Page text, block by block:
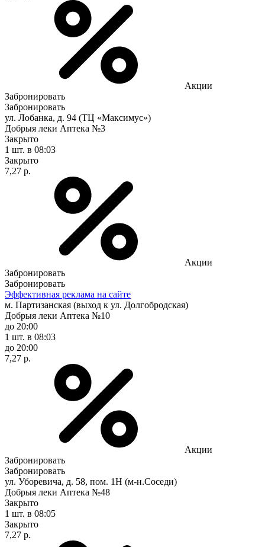
Акции
Забронировать
Забронировать
ул. Лобанка, д. 94 (ТЦ «Максимус»)
Добрыя леки Аптека №3
Закрыто
1 шт. в 08:03
Закрыто
7,27 р.
Акции
Забронировать
Забронировать
Эффективная реклама на сайте
м. Партизанская (выход к ул. Долгобродская)
Добрыя леки Аптека №10
до 20:00
1 шт. в 08:03
до 20:00
7,27 р.
Акции
Забронировать
Забронировать
ул. Уборевича, д. 58, пом. 1Н (м-н.Соседи)
Добрыя леки Аптека №48
Закрыто
1 шт. в 08:05
Закрыто
7,27 р.